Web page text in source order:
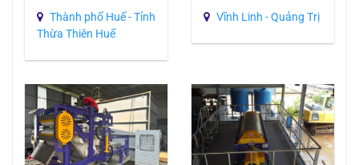
Thành phố Huế - Tỉnh
Thừa Thiên Huế
Vĩnh Linh - Quảng Trị